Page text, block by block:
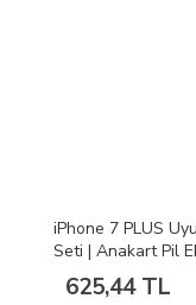
iPhone 7 PLUS
Seti | Anakart Pil
625,44 TL